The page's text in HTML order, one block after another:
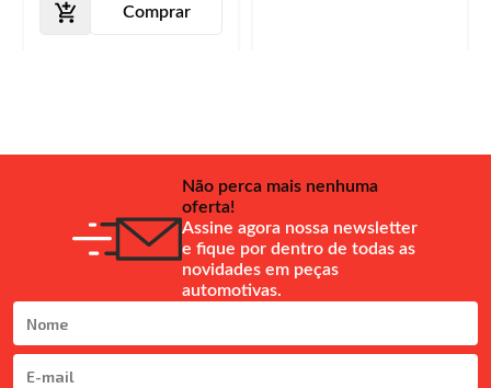
Comprar
Não perca mais nenhuma
oferta!
Assine agora nossa newsletter
e fique por dentro de todas as
novidades em peças
automotivas.